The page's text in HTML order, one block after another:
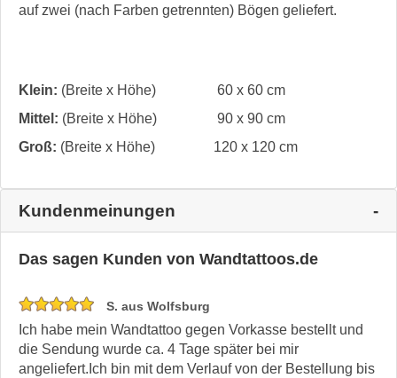
auf zwei (nach Farben getrennten) Bögen geliefert.
Klein: (Breite x Höhe)
60 x 60 cm
Mittel: (Breite x Höhe)
90 x 90 cm
Groß: (Breite x Höhe) 120 x 120 cm
Kundenmeinungen
Das sagen Kunden von Wandtattoos.de
S. aus Wolfsburg
Ich habe mein Wandtattoo gegen Vorkasse bestellt und
die Sendung wurde ca. 4 Tage später bei mir
angeliefert.Ich bin mit dem Verlauf von der Bestellung bis